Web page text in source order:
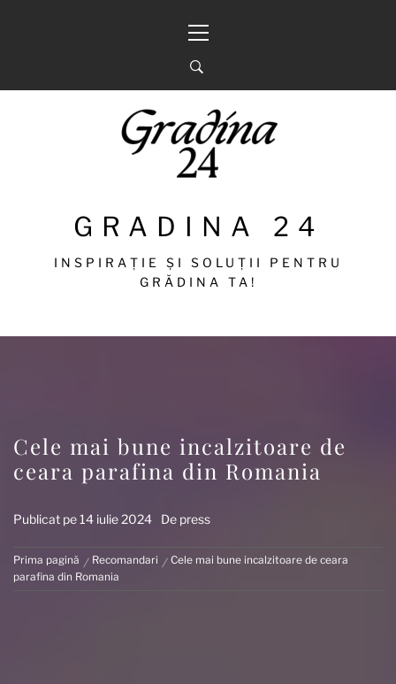
principal
GRADINA 24
INSPIRAȚIE ȘI SOLUȚII PENTRU
GRĂDINA TA!
Cele mai bune incalzitoare de
ceara parafina din Romania
Publicat pe14 iulie 2024 De press
Prima pagină Recomandari
Cele mai bune incalzitoare de ceara
parafina din Romania